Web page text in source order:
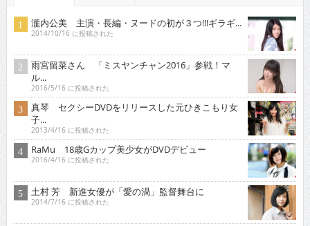
瀧内公美 主演・長編・ヌードの初が３つ!!!ギラギ...
2014/10/16 に投稿された
雨宮留菜さん 「ミスヤンチャン2016」参戦！マ
ル...
2016/5/16 に投稿された
真琴 セクシーDVDをリリースした元ひきこもり女
子...
2013/4/16 に投稿された
RaMu 18歳Gカップ美少女がDVDデビュー
2016/4/16 に投稿された
土村 芳 新進女優が「愛の渦」監督舞台に
2014/7/16 に投稿された